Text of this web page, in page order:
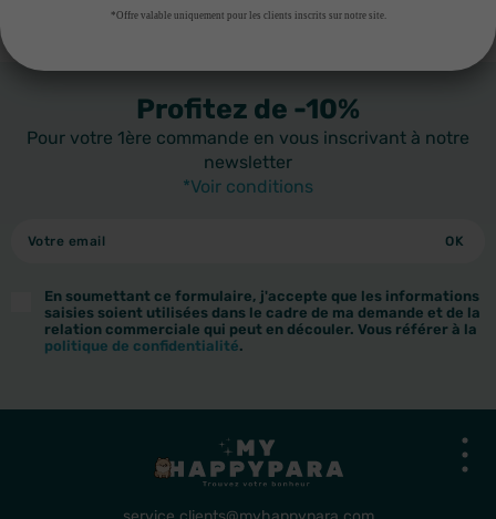
Profitez de -10%
Pour votre 1ère commande en vous inscrivant à notre
newsletter
*Voir conditions
En soumettant ce formulaire, j'accepte que les informations
saisies soient utilisées dans le cadre de ma demande et de la
relation commerciale qui peut en découler. Vous référer à la
politique de confidentialité.
*Offre valable uniquement pour les clients inscrits sur notre site.